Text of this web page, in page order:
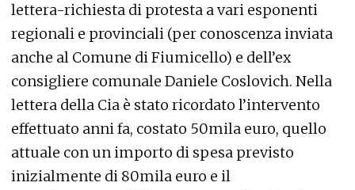
lettera-richiesta di protesta a vari esponenti
regionali e provinciali (per conoscenza inviata
anche al Comune di Fiumicello) e dell’ex
consigliere comunale Daniele Coslovich. Nella
lettera della Cia è stato ricordato l’intervento
effettuato anni fa, costato 50mila euro, quello
attuale con un importo di spesa previsto
inizialmente di 80mila euro e il